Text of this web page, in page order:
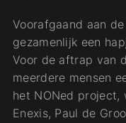
Voorafgaand aan
gezamenlijk een
Voor de aftrap van
meerdere mensen
het NONed project,
Enexis, Paul de